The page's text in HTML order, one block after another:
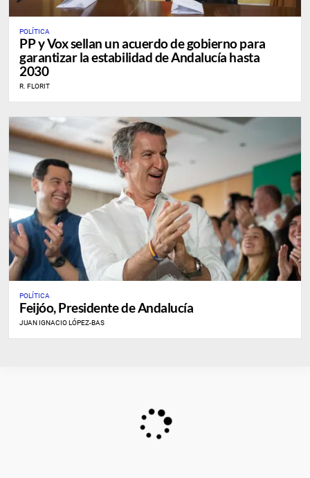
POLÍTICA
PP y Vox sellan un acuerdo de gobierno para
garantizar la estabilidad de Andalucía hasta
2030
R. FLORIT
POLÍTICA
Feijóo, Presidente de Andalucía
JUAN IGNACIO LÓPEZ-BAS